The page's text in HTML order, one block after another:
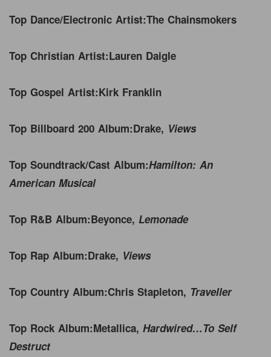
Top Dance/Electronic Artist:The Chainsmokers
Top Christian Artist:Lauren Daigle
Top Gospel Artist:Kirk Franklin
Top Billboard 200 Album:Drake, Views
Top Soundtrack/Cast Album:Hamilton: An
American Musical
Top R&B Album:Beyonce, Lemonade
Top Rap Album:Drake, Views
Top Country Album:Chris Stapleton, Traveller
Top Rock Album:Metallica, Hardwired…To Self
Destruct